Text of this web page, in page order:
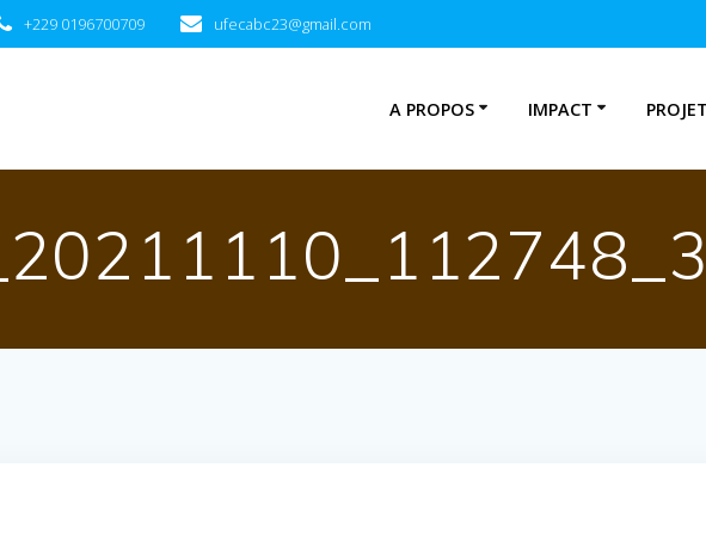
+229 0196700709 ufecabc23@gmail.com
A PROPOS IMPACT